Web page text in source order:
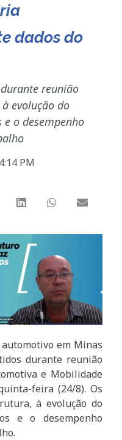
dados do
reunião
evolução do
o desempenho
4:14 PM
em Minas
durante reunião
e Mobilidade
feira (24/8). Os
à evolução do
e o desempenho